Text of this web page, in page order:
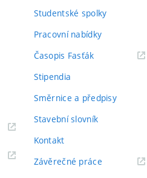
Studentské spolky
Pracovní nabídky
Časopis Fasťák(externí
Stipendia
Směrnice a předpisy
Stavební slovník
Kontakt
Závěrečné práce(externí